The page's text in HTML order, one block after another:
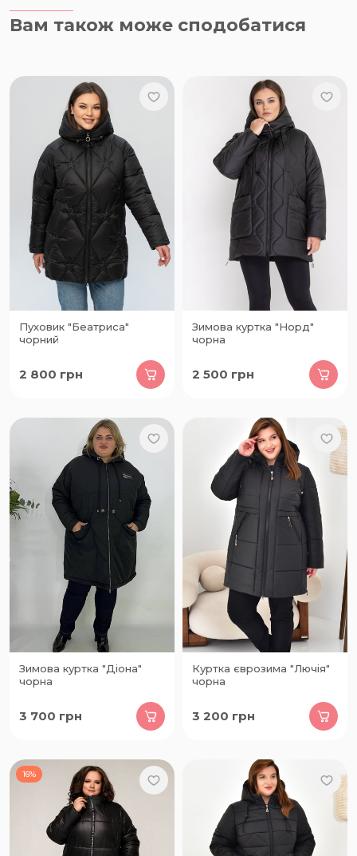
Вам також може сподобатися
Пуховик "Беатриса"
чорний
2 800 грн
Зимова куртка "Норд"
чорна
2 500 грн
Зимова куртка "Діона"
чорна
3 700 грн
Куртка єврозима "Лючія"
чорна
3 200 грн
16%